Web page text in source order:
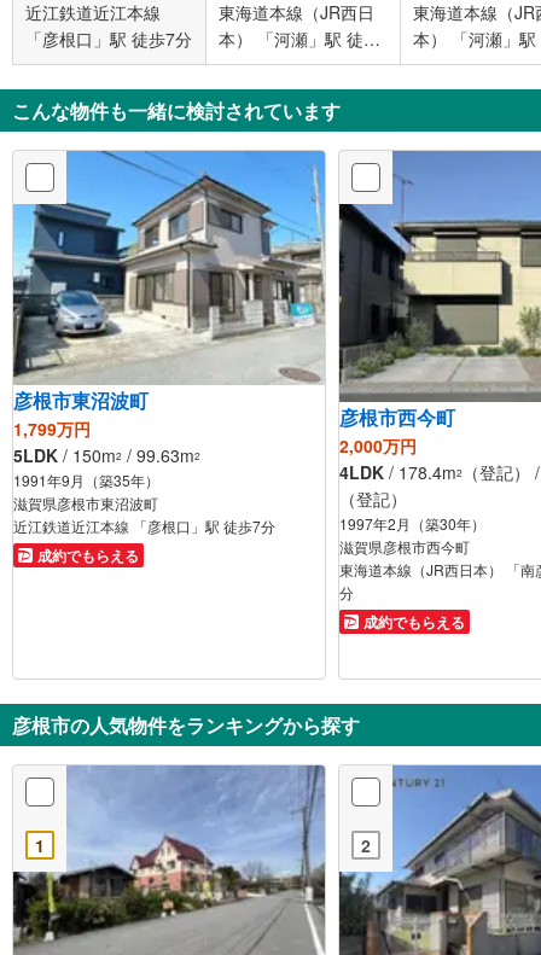
近江鉄道近江本線
「彦根口」駅 徒歩7分
東海道本線（JR西日
本） 「河瀬」駅 徒歩
28分
東海道本線（JR
本） 「河瀬」駅
22分
こんな物件も一緒に検討されています
彦根市東沼波町
1,799万円
5LDK / 150m2 / 99.63m2
1991年9月（築35年）
滋賀県彦根市東沼波町
近江鉄道近江本線 「彦根口」駅 徒歩7分
成約でもらえる
彦根市西今町
2,000万円
4LDK / 178.4m2
（登記
（登記）
1997年2月（築30年）
滋賀県彦根市西今町
東海道本線（JR西日本） 「南
分
成約でもらえる
彦根市の人気物件をランキングから探す
1 2